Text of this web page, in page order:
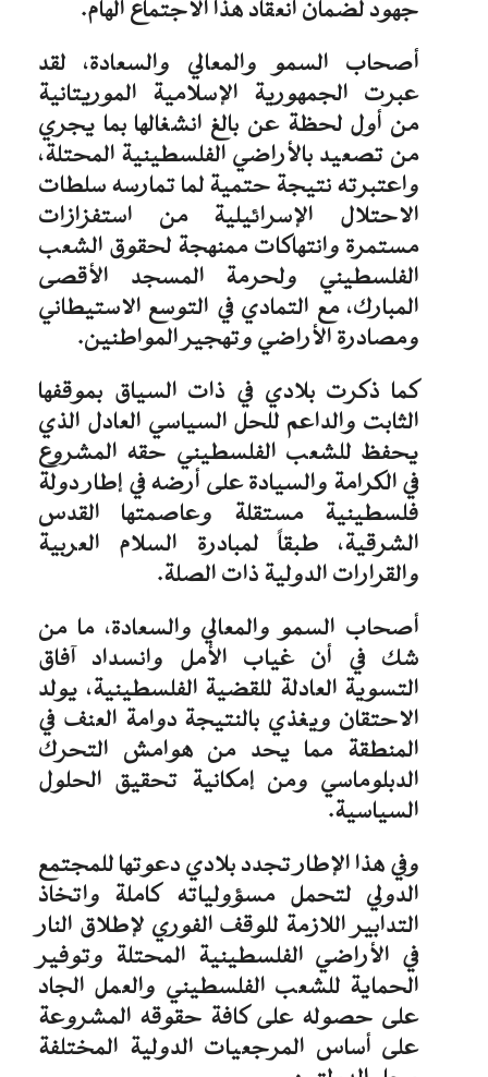
جهود لضمان انعقاد هذا الاجتماع الهام.
أصحاب السمو والمعالي والسعادة، لقد
عبرت الجمهورية الإسلامية الموريتانية
من أول لحظة عن بالغ انشغالها بما يجري
من تصعيد بالأراضي الفلسطينية المحتلة،
واعتبرته نتيجة حتمية لما تمارسه سلطات
الاحتلال الإسرائيلية من استفزازات
مستمرة وانتهاكات ممنهجة لحقوق الشعب
الفلسطيني ولحرمة المسجد الأقصى
المبارك، مع التمادي في التوسع الاستيطاني
ومصادرة الأراضي وتهجير المواطنين.
كما ذكرت بلادي في ذات السياق بموقفها
الثابت والداعم للحل السياسي العادل الذي
يحفظ للشعب الفلسطيني حقه المشروع
في الكرامة والسيادة على أرضه في إطار دولة
فلسطينية مستقلة وعاصمتها القدس
الشرقية، طبقاً لمبادرة السلام العربية
والقرارات الدولية ذات الصلة.
أصحاب السمو والمعالي والسعادة، ما من
شك في أن غياب الأمل وانسداد آفاق
التسوية العادلة للقضية الفلسطينية، يولد
الاحتقان ويغذي بالنتيجة دوامة العنف في
المنطقة مما يحد من هوامش التحرك
الدبلوماسي ومن إمكانية تحقيق الحلول
السياسية.
وفي هذا الإطار تجدد بلادي دعوتها للمجتمع
الدولي لتحمل مسؤولياته كاملة واتخاذ
التدابير اللازمة للوقف الفوري لإطلاق النار
في الأراضي الفلسطينية المحتلة وتوفير
الحماية للشعب الفلسطيني والعمل الجاد
على حصوله على كافة حقوقه المشروعة
على أساس المرجعيات الدولية المختلفة